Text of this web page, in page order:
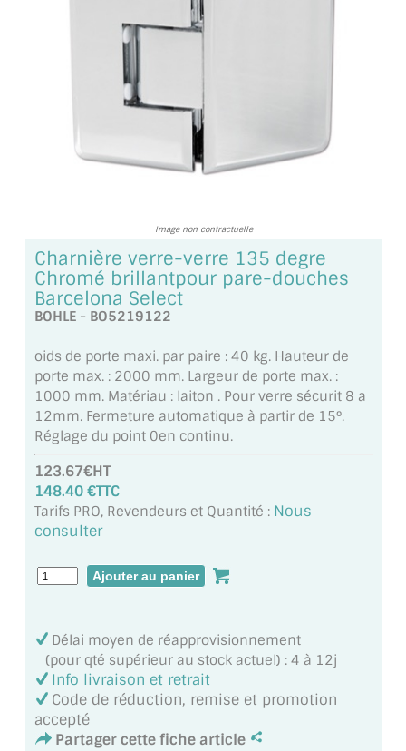
TOUS LES TARIFS AU M2
GUIDE : CHOIX PAR UTILISATION
INSPIRATIONS ET NOUVEAUTÉS
AMBIANCE LAITON BROSSÉ
MIROIRS VIEILLIS AMBIANCE BRASSERIE
MIROIR VIEILLI
MIROIR DÉCORATIF DE COULEUR
MIROIR POUR PORTE
MIROIR DE SALLE DE BAIN
MIROIR PAROI DE DOUCHE
MIROIR POUR SALLE DE SPORT
MIROIR POUR SALLE DE DANSE
MIROIR ENCADRÉ
VERRE SUR MESURE
VERRE EXTRACLAIR
VERRE TREMPÉ (SÉCURIT)
Image non contractuelle
Charnière verre-verre 135 degre
Chromé brillantpour pare-douches
Barcelona Select
BOHLE - BO5219122
oids de porte maxi. par paire : 40 kg. Hauteur de
porte max. : 2000 mm. Largeur de porte max. :
1000 mm. Matériau : laiton . Pour verre sécurit 8 a
12mm. Fermeture automatique à partir de 15°.
Réglage du point 0en continu.
123.67€HT
148.40 €TTC
Tarifs PRO, Revendeurs et Quantité : Nous
consulter
Délai moyen de réapprovisionnement
(pour qté supérieur au stock actuel) : 4 à 12j
Info livraison et retrait
Code de réduction, remise et promotion
accepté
Partager cette fiche article